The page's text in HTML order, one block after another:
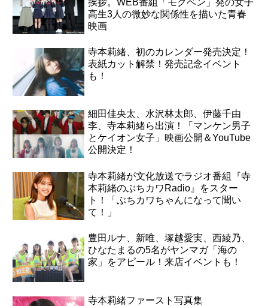
高生3人の微妙な関係性を描いた青春
映画
寺本莉緒、初のカレンダー発売決定！
表紙カット解禁！発売記念イベント
も！
細田佳央太、水沢林太郎、伊藤千由
李、寺本莉緒ら出演！「マンケン男子
とケイオン女子」映画公開＆YouTube
公開決定！
寺本莉緒が文化放送でラジオ番組『寺
本莉緒のぶちカワRadio』をスター
ト！「ぶちカワちゃんになって聞い
て！」
豊田ルナ、新唯、塚越愛実、西綾乃、
ひなたまるの5名がヤンマガ「海の
家」をアピール！来店イベントも！
寺本莉緒ファースト写真集